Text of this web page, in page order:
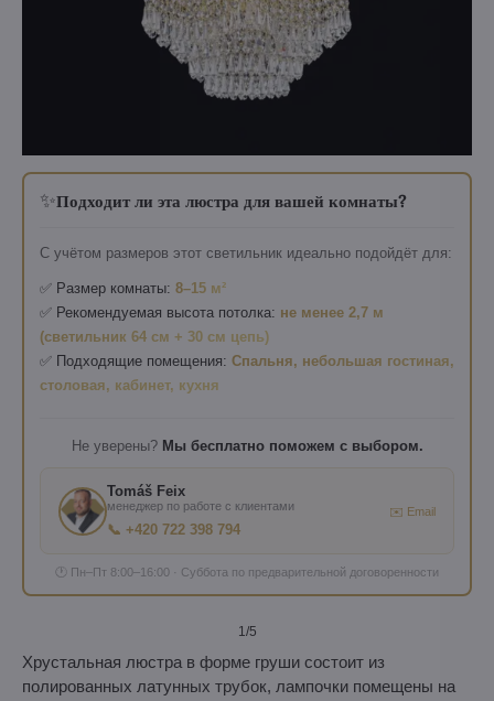
✨Подходит ли эта люстра для вашей комнаты?
С учётом размеров этот светильник идеально подойдёт для:
✅ Размер комнаты: 8–15 м²
✅ Рекомендуемая высота потолка: не менее 2,7 м
(светильник 64 см + 30 см цепь)
✅ Подходящие помещения: Спальня, небольшая гостиная,
столовая, кабинет, кухня
Не уверены? Мы бесплатно поможем с выбором.
Tomáš Feix
менеджер по работе с клиентами
📞 +420 722 398 794
✉️ Email
🕐 Пн–Пт 8:00–16:00 · Суббота по предварительной договоренности
1/5
Хрустальная люстра в форме груши состоит из
полированных латунных трубок, лампочки помещены на